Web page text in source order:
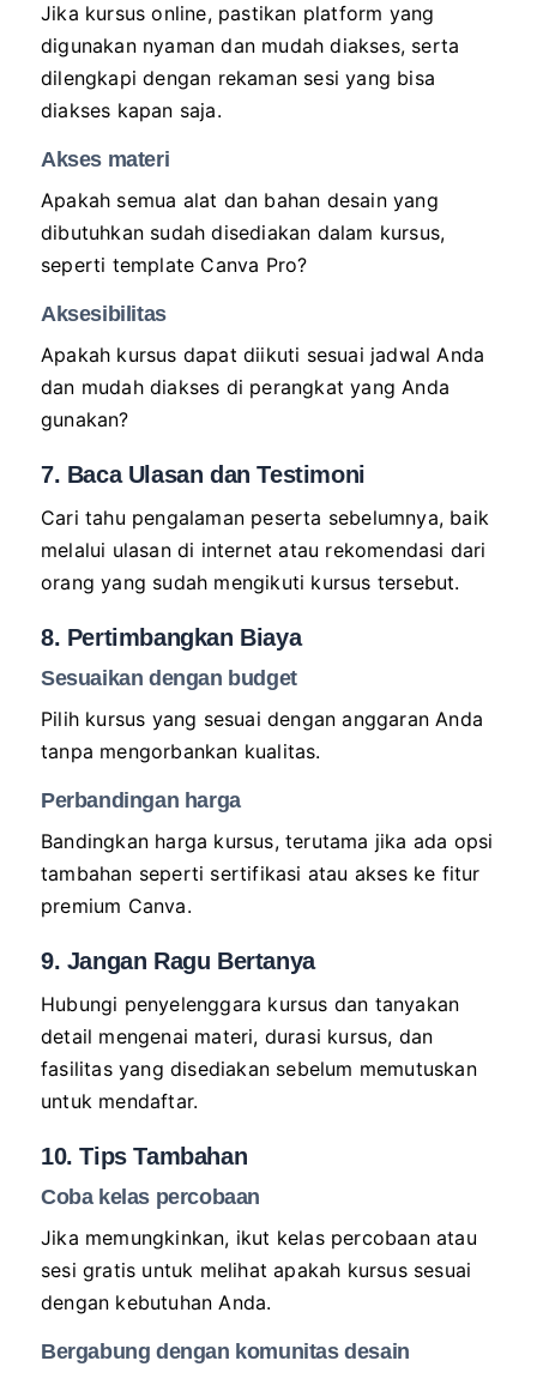
Jika kursus online, pastikan platform yang
digunakan nyaman dan mudah diakses, serta
dilengkapi dengan rekaman sesi yang bisa
diakses kapan saja.
Akses materi
Apakah semua alat dan bahan desain yang
dibutuhkan sudah disediakan dalam kursus,
seperti template Canva Pro?
Aksesibilitas
Apakah kursus dapat diikuti sesuai jadwal Anda
dan mudah diakses di perangkat yang Anda
gunakan?
7. Baca Ulasan dan Testimoni
Cari tahu pengalaman peserta sebelumnya, baik
melalui ulasan di internet atau rekomendasi dari
orang yang sudah mengikuti kursus tersebut.
8. Pertimbangkan Biaya
Sesuaikan dengan budget
Pilih kursus yang sesuai dengan anggaran Anda
tanpa mengorbankan kualitas.
Perbandingan harga
Bandingkan harga kursus, terutama jika ada opsi
tambahan seperti sertifikasi atau akses ke fitur
premium Canva.
9. Jangan Ragu Bertanya
Hubungi penyelenggara kursus dan tanyakan
detail mengenai materi, durasi kursus, dan
fasilitas yang disediakan sebelum memutuskan
untuk mendaftar.
10. Tips Tambahan
Coba kelas percobaan
Jika memungkinkan, ikut kelas percobaan atau
sesi gratis untuk melihat apakah kursus sesuai
dengan kebutuhan Anda.
Bergabung dengan komunitas desain